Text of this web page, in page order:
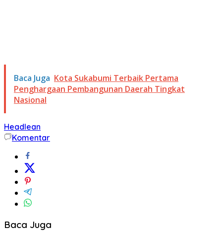
Baca Juga Kota Sukabumi Terbaik Pertama
Penghargaan Pembangunan Daerah Tingkat
Nasional
Headlean
Komentar
Baca Juga